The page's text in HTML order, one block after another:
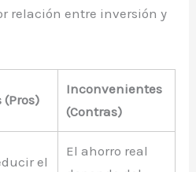
relación entre inversión y
Inconvenientes
(Contras)
el
El ahorro real